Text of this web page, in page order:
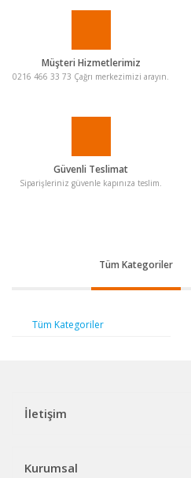
Müşteri Hizmetlerimiz
0216 466 33 73 Çağrı merkezimizi arayın.
Güvenli Teslimat
Siparişleriniz güvenle kapınıza teslim.
Tüm Kategoriler
Tüm Kategoriler
İletişim
Kurumsal